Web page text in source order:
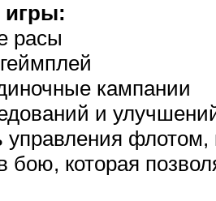
игры:
расы
кампании
и
управления
бою, которая